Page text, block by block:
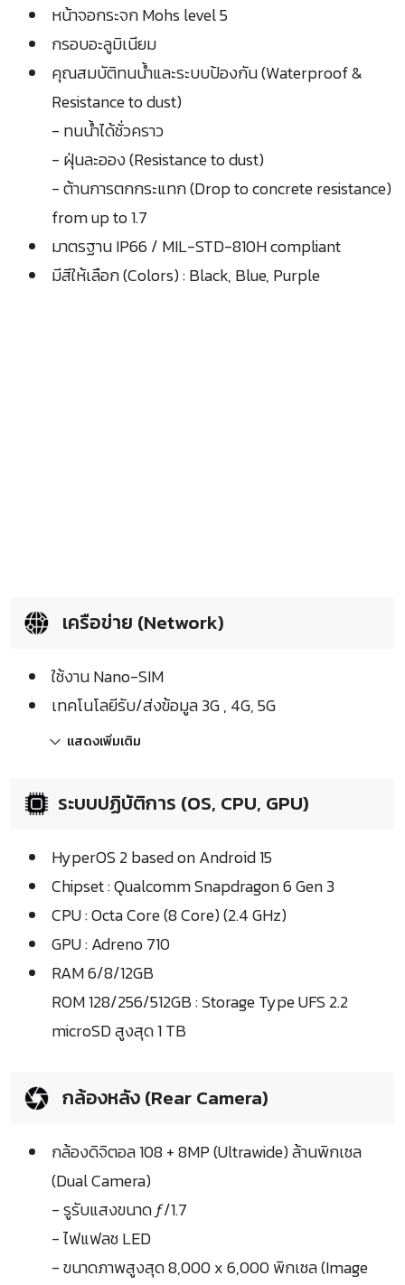
หน้าจอกระจก Mohs level 5
กรอบอะลูมิเนียม
คุณสมบัติทนน้ำและระบบป้องกัน (Waterproof &
Resistance to dust)
- ทนน้ำได้ชั่วคราว
- ฝุ่นละออง (Resistance to dust)
- ต้านการตกกระแทก (Drop to concrete resistance)
from up to 1.7
มาตรฐาน IP66 / MIL-STD-810H compliant
มีสีให้เลือก (Colors) : Black, Blue, Purple
เครือข่าย (Network)
ใช้งาน Nano-SIM
เทคโนโลยีรับ/ส่งข้อมูล 3G , 4G, 5G
แสดงเพิ่มเติม
ระบบปฏิบัติการ (OS, CPU, GPU)
HyperOS 2 based on Android 15
Chipset : Qualcomm Snapdragon 6 Gen 3
CPU : Octa Core (8 Core) (2.4 GHz)
GPU : Adreno 710
RAM 6/8/12GB
ROM 128/256/512GB : Storage Type UFS 2.2
microSD สูงสุด 1 TB
กล้องหลัง (Rear Camera)
กล้องดิจิตอล 108 + 8MP (Ultrawide) ล้านพิกเซล
(Dual Camera)
- รูรับแสงขนาด ƒ/1.7
- ไฟแฟลช LED
- ขนาดภาพสูงสุด 8,000 x 6,000 พิกเซล (Image